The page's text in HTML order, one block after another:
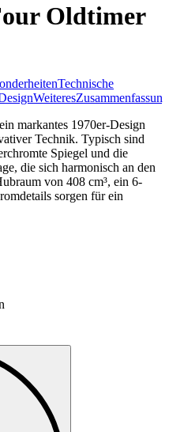
Oldtimer
Technische
WeiteresZusammenfassung
markantes 1970er-Design
Technik. Typisch sind
Spiegel und die
die sich harmonisch an den
von 408 cm³, ein 6-
sorgen für ein